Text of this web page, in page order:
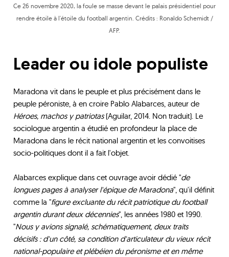
Ce 26 novembre 2020, la foule se masse devant le palais présidentiel pour
rendre étoile à l'étoile du football argentin. Crédits : Ronaldo Schemidt /
AFP.
Leader ou idole populiste
Maradona vit dans le peuple et plus précisément dans le
peuple péroniste, à en croire Pablo Alabarces, auteur de
Héroes, machos y patriotas(Aguilar, 2014. Non traduit). Le
sociologue argentin a étudié en profondeur la place de
Maradona dans le récit national argentin et les convoitises
socio-politiques dont il a fait l'objet.
Alabarces explique dans cet ouvrage avoir dédié "de
longues pages à analyser l'épique de Maradona", qu'il définit
comme la "figure excluante du récit patriotique du football
argentin durant deux décennies", les années 1980 et 1990.
"Nous y avions signalé, schématiquement, deux traits
décisifs : d'un côté, sa condition d'articulateur du vieux récit
national-populaire et plébéien du péronisme et en même